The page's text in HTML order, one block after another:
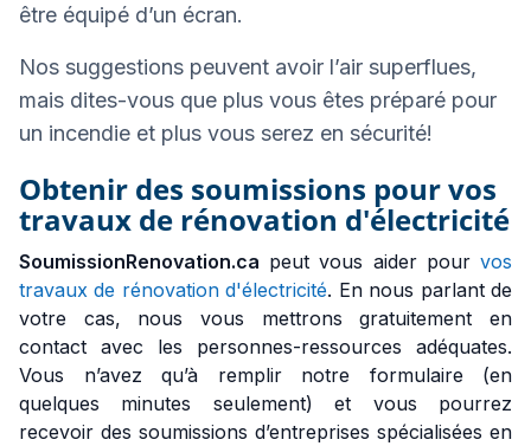
être équipé d’un écran.
Nos suggestions peuvent avoir l’air superflues,
mais dites-vous que plus vous êtes préparé pour
un incendie et plus vous serez en sécurité!
Obtenir des soumissions pour vos
travaux de rénovation d'électricité
SoumissionRenovation.ca peut vous aider pour vos
travaux de rénovation d'électricité. En nous parlant de
votre cas, nous vous mettrons gratuitement en
contact avec les personnes-ressources adéquates.
Vous n’avez qu’à remplir notre formulaire (en
quelques minutes seulement) et vous pourrez
recevoir des soumissions d’entreprises spécialisées en